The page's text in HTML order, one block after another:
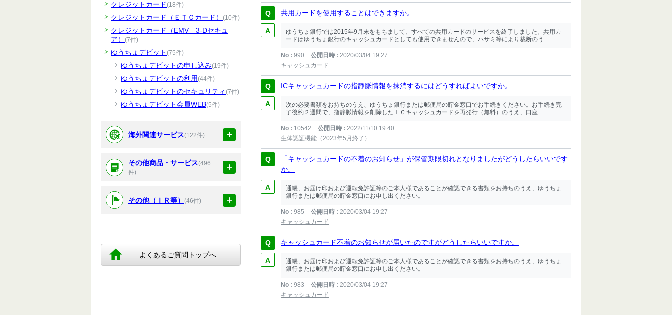
クレジットカード(18件)
クレジットカード（ＥＴＣカード） (10件)
クレジットカード（EMV 3-Dセキュ
ア） (7件)
ゆうちょデビット (75件)
ゆうちょデビットの申し込み(19件)
ゆうちょデビットの利用(44件)
ゆうちょデビットのセキュリティ (7件)
ゆうちょデビット会員WEB(5件)
海外関連サービス(122件)
その他商品・サービス(496
件)
その他（ＩＲ等） (46件)
よくあるご質問トップへ
共用カードを使用することはできますか。
ゆうちょ銀行では2015年9月末をもちまして、すべての共用カードのサービスを終了しました。共用カ
ードはゆうちょ銀行のキャッシュカードとしても使用できませんので、ハサミ等により裁断のう...
No 990 公開日時
2020/03/04 19:27
キャッシュカード
ICキャッシュカードの指静脈情報を抹消するにはどうすればよいですか。
次の必要書類をお持ちのうえ、ゆうちょ銀行または郵便局の貯金窓口でお手続きください。お手続き完
了後約２週間で、指静脈情報を削除したＩＣキャッシュカードを再発行（無料）のうえ、口座...
No 10542 公開日時
2022/11/10 19:40
生体認証機能（2023年5月終了）
「キャッシュカードの不着のお知らせ」が保管期限切れとなりましたがどうしたらいいです
か。
通帳、お届け印および運転免許証等のご本人様であることが確認できる書類をお持ちのうえ、ゆうちょ
銀行または郵便局の貯金窓口にお申し出ください。
No 985 公開日時
2020/03/04 19:27
キャッシュカード
キャッシュカード不着のお知らせが届いたのですがどうしたらいいですか。
通帳、お届け印および運転免許証等のご本人様であることが確認できる書類をお持ちのうえ、ゆうちょ
銀行または郵便局の貯金窓口にお申し出ください。
No 983 公開日時
2020/03/04 19:27
キャッシュカード